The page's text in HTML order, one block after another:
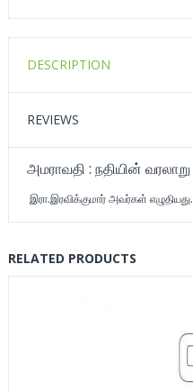
DESCRIPTION
REVIEWS
அமராவதி : நதியின் வரலாறு
இரா.இரவிக்குமார் அவர்கள் எழுதியது.
RELATED PRODUCTS